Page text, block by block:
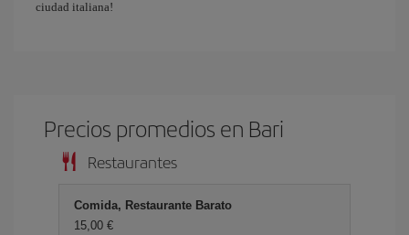
ciudad italiana!
Precios promedios en Bari
Restaurantes
Comida, Restaurante Barato
15,00 €